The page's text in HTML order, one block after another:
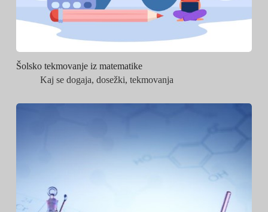
Šolsko tekmovanje iz matematike
Kaj se dogaja, dosežki, tekmovanja